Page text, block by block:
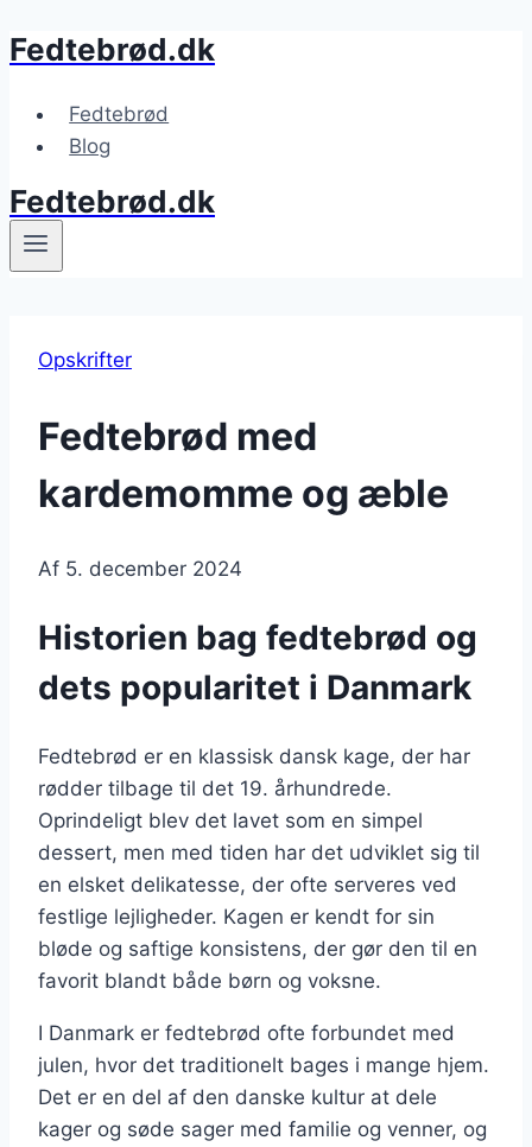
Fortsæt
indhold
Fedtebrød.dk
Fedtebrød
Blog
Fedtebrød.dk
Opskrifter
Fedtebrød med
kardemomme og æble
Af 5. december 2024
Historien bag fedtebrød og
dets popularitet i Danmark
Fedtebrød er en klassisk dansk kage, der har
rødder tilbage til det 19. århundrede.
Oprindeligt blev det lavet som en simpel
dessert, men med tiden har det udviklet sig til
en elsket delikatesse, der ofte serveres ved
festlige lejligheder. Kagen er kendt for sin
bløde og saftige konsistens, der gør den til en
favorit blandt både børn og voksne.
I Danmark er fedtebrød ofte forbundet med
julen, hvor det traditionelt bages i mange hjem.
Det er en del af den danske kultur at dele
kager og søde sager med familie og venner, og